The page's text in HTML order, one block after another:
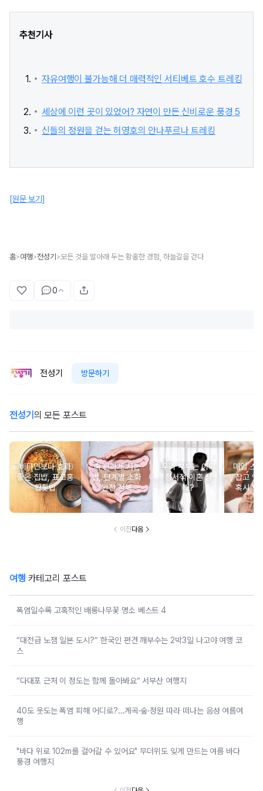
추천기사
자유여행이 불가능해 더 매력적인 서티베트 호수 트레킹
세상에 이런 곳이 있었어? 자연이 만든 신비로운 풍경 5
신들의 정원을 걷는 허영호의 안나푸르나 트레킹
[원문 보기]
홈>여행>전성기 >모든 것을 발아래 두는 황홀한 경험, 하늘길을 걷다
0
전성기 방문하기
전성기 의 모든 포스트
비타민보다 효과
좋은 집밥, 표고홍
합톳밥
속 편하게 사는
법, 단계별 소화
완전 정복
우리 부부는 이미
정서적 이혼 상
태?
매일 스
잡고 있
혹시
이전다음
여행 카테고리 포스트
폭염일수록 고혹적인 배롱나무꽃 명소 베스트 4
“대전급 노잼 일본 도시?” 한국인 편견 깨부수는 2박3일 나고야 여행 코
스
“다대포 근처 이 정도는 함께 돌아봐요” 서부산 여행지
40도 웃도는 폭염 피해 어디로?…계곡·숲·정원 따라 떠나는 음성 여름여
행
"바다 위로 102m를 걸어갈 수 있어요" 무더위도 잊게 만드는 여름 바다
풍경 여행지